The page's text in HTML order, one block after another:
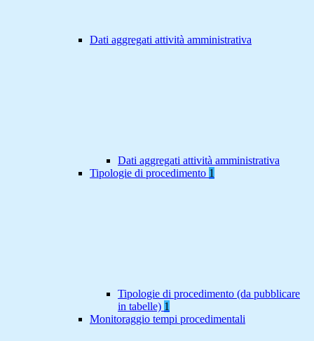
Dati aggregati attività amministrativa
Dati aggregati attività amministrativa
Tipologie di procedimento 1
Tipologie di procedimento (da pubblicare
in tabelle) 1
Monitoraggio tempi procedimentali